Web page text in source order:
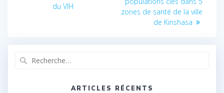
du VIH
zones de santé de la ville
de Kinshasa
ARTICLES RÉCENTS